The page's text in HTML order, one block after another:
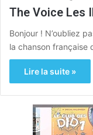
The Voice Les
Bonjour ! N’oubliez
la chanson française
Lire la suite »